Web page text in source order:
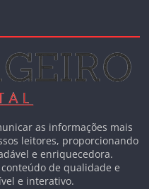
as informações mais
leitores, proporcionando
e enriquecedora.
de qualidade e
e interativo.